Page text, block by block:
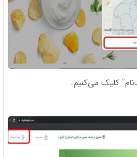
کلیک می‌کنیم.